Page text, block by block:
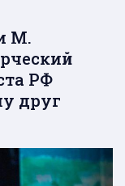
М.
РФ
друг